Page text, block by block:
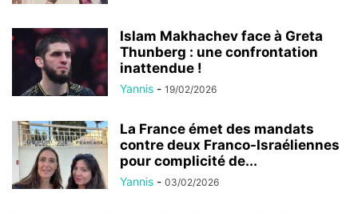
Islam Makhachev face à Greta
Thunberg : une confrontation
inattendue !
Yannis - 19/02/2026
La France émet des mandats
contre deux Franco-Israéliennes
pour complicité de...
Yannis - 03/02/2026